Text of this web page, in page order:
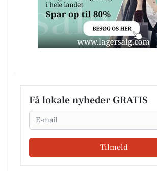
Få lokale nyheder GRATIS
Email
Tilmeld